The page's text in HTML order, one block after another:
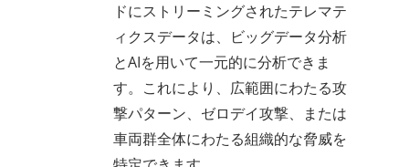
ドにストリーミングされたテレマテ
ィクスデータは、ビッグデータ分析
とAIを用いて一元的に分析できま
す。これにより、広範囲にわたる攻
撃パターン、ゼロデイ攻撃、または
車両群全体にわたる組織的な脅威を